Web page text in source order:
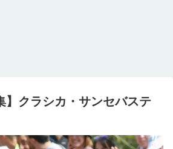
】クラシカ・サンセバステ